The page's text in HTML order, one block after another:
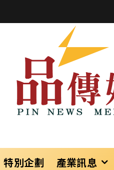
特別企劃 產業訊息